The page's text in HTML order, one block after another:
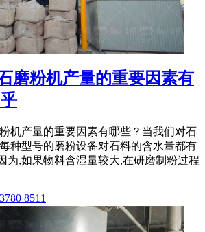
磨粉机产量的重要因素有
机产量的重要因素有哪些？当我们对石
种型号的磨粉设备对石料的含水量都有
为,如果物料含湿量较大,在研磨制粉过程
8511